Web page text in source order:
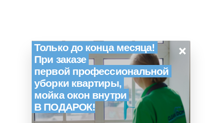
Только до конца месяца!
При заказе
первой профессиональной
уборки квартиры,
мойка окон внутри
В ПОДАРОК!
×